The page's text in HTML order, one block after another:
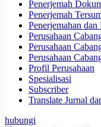
Penerjemah
Penerjemah
Penerjemahan
Perusahaan
Perusahaan
Perusahaan
Profil Perusahaan
Spesialisasi
Subscriber
Translate Jurnal
hubungi